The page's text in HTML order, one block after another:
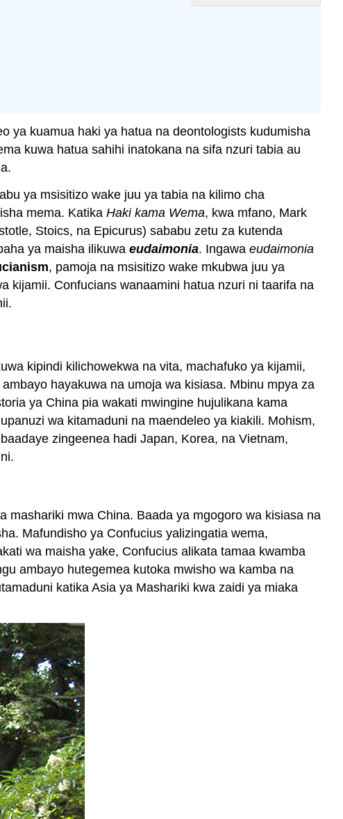
Uhusiano
wa
na
Ren
Junzi
na
wa
kujitegemea
Confucianism
Aristotelianism
Binadamu
Kustawi
kama
Binadamu
VIUNGANISHO
Maamuzi,
Hekima
ya
ya kuamua haki ya hatua na deontologists kudumisha
kuwa hatua sahihi inatokana na sifa nzuri tabia au
ya msisitizo wake juu ya tabia na kilimo cha
mema. Katika Haki kama Wema, kwa mfano, Mark
Stoics, na Epicurus) sababu zetu za kutenda
ya maisha ilikuwa eudaimonia. Ingawa eudaimonia
, pamoja na msisitizo wake mkubwa juu ya
kijamii. Confucians wanaamini hatua nzuri ni taarifa na
kipindi kilichowekwa na vita, machafuko ya kijamii,
hayakuwa na umoja wa kisiasa. Mbinu mpya za
ya China pia wakati mwingine hujulikana kama
wa kitamaduni na maendeleo ya kiakili. Mohism,
zingeenea hadi Japan, Korea, na Vietnam,
mwa China. Baada ya mgogoro wa kisiasa na
Mafundisho ya Confucius yalizingatia wema,
wa maisha yake, Confucius alikata tamaa kwamba
ambayo hutegemea kutoka mwisho wa kamba na
katika Asia ya Mashariki kwa zaidi ya miaka